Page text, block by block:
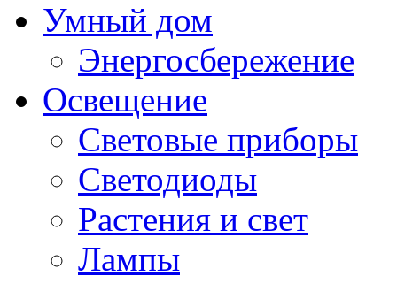
Умный дом
Энергосбережение
Освещение
Световые приборы
Светодиоды
Растения и свет
Лампы